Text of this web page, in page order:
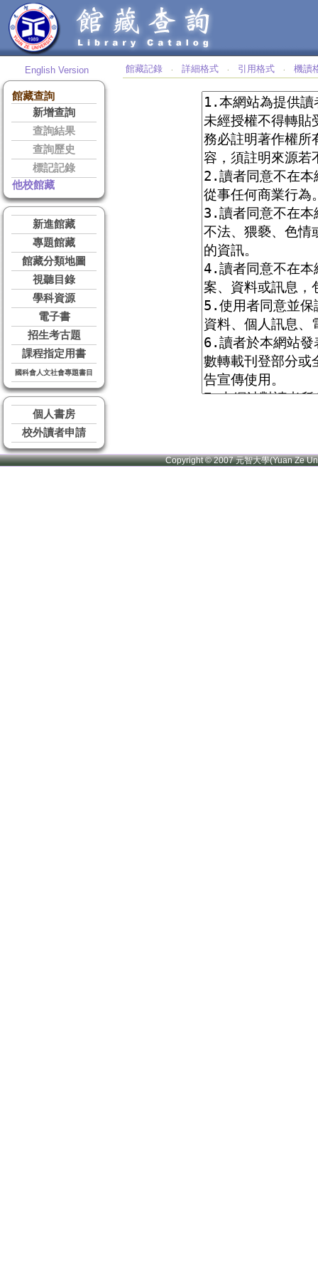
English Version
館藏查詢
新增查詢
查詢結果
查詢歷史
標記記錄
他校館藏
新進館藏
專題館藏
館藏分類地圖
視聽目錄
學科資源
電子書
招生考古題
課程指定用書
國科會人文社會專題書目
個人書房
校外讀者申請
館藏記錄 ‧ 詳細格式 ‧ 引用格式 ‧ 機讀
Copyright © 2007 元智大學(Yuan Ze